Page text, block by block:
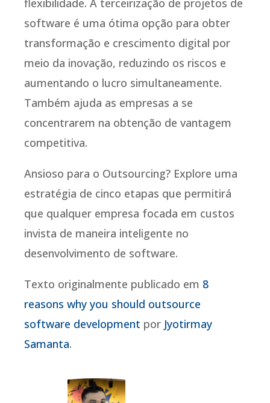
flexibilidade. A terceirização de projetos de
software é uma ótima opção para obter
transformação e crescimento digital por
meio da inovação, reduzindo os riscos e
aumentando o lucro simultaneamente.
Também ajuda as empresas a se
concentrarem na obtenção de vantagem
competitiva.
Ansioso para o Outsourcing? Explore uma
estratégia de cinco etapas que permitirá
que qualquer empresa focada em custos
invista de maneira inteligente no
desenvolvimento de software.
Texto originalmente publicado em 8
reasons why you should outsource
software development por Jyotirmay
Samanta.